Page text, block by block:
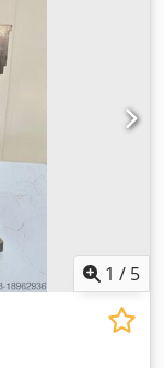
1 / 5